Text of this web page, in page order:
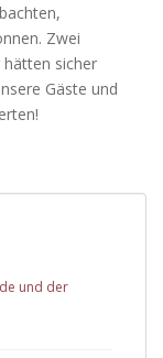
Zwei
hätten sicher
Gäste und
und der